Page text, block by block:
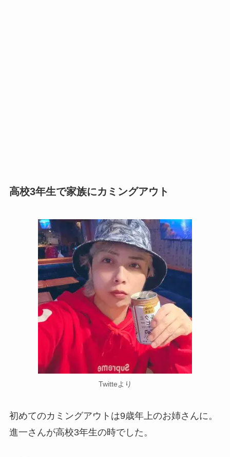
高校3年生で家族にカミングアウト
Twitteより
初めてのカミングアウトは9歳年上のお姉さんに。
進一さんが高校3年生の時でした。